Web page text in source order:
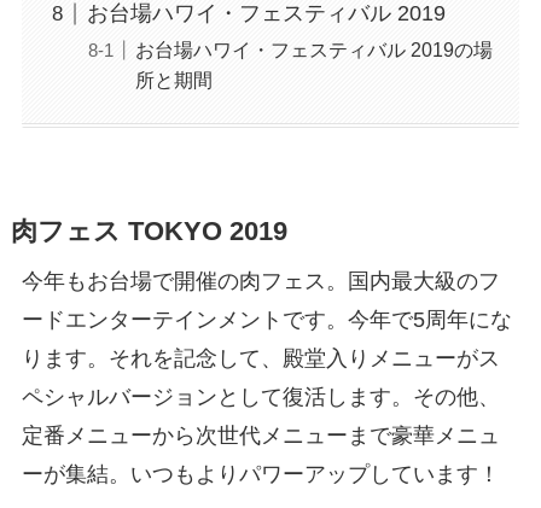
お台場ハワイ・フェスティバル 2019
お台場ハワイ・フェスティバル 2019の場
所と期間
肉フェス TOKYO 2019
今年もお台場で開催の肉フェス。国内最大級のフ
ードエンターテインメントです。今年で5周年にな
ります。それを記念して、殿堂入りメニューがス
ペシャルバージョンとして復活します。その他、
定番メニューから次世代メニューまで豪華メニュ
ーが集結。いつもよりパワーアップしています！